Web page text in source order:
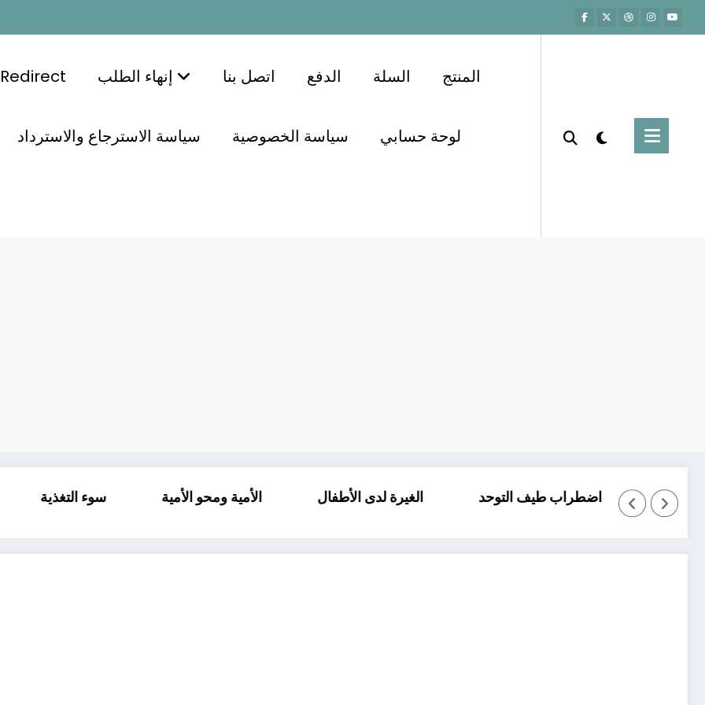
Redirect اتصل بنا الدفع السلة المنتج
سياسة الاسترجاع والاسترداد سياسة الخصوصية لوحة حسابي
سوء الأمية ومحو الأمية الغيرة لدى الأطفال اضطراب طيف التوحد والتأتأة عند الاطفال